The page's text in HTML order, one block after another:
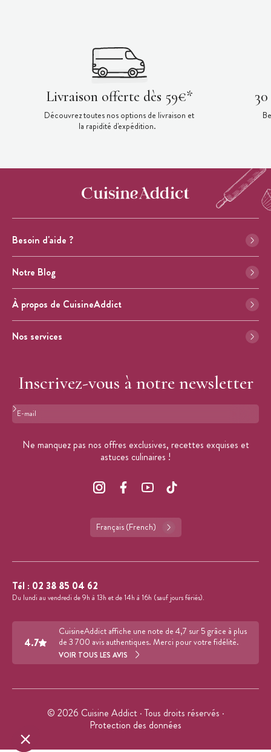
Livraison offerte dès 59€*
Découvrez toutes nos options de livraison et
la rapidité d'expédition.
Besoin d'aide ?
Notre Blog
À propos de CuisineAddict
Nos services
Inscrivez-vous à notre newsletter
Format : adresse@email.com
Ne manquez pas nos offres exclusives, recettes exquises et
astuces culinaires !
Français (French)
Tél : 02 38 85 04 62
Du lundi au vendredi de 9h à 13h et de 14h à 16h (sauf jours fériés).
4.7
CuisineAddict affiche une note de 4,7 sur 5 grâce à plus
de 3 700 avis authentiques. Merci pour votre fidélité.
VOIR TOUS LES AVIS
© 2026 Cuisine Addict · Tous droits réservés ·
Protection des données